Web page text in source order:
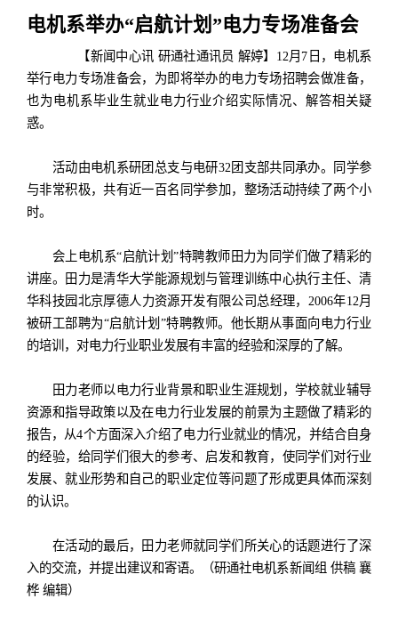
电机系举办“启航计划”电力专场准备会
【新闻中心讯 研通社通讯员 解婷】12月7日，电机系
举行电力专场准备会，为即将举办的电力专场招聘会做准备，
也为电机系毕业生就业电力行业介绍实际情况、解答相关疑
惑。
活动由电机系研团总支与电研32团支部共同承办。同学参
与非常积极，共有近一百名同学参加，整场活动持续了两个小
时。
会上电机系“启航计划”特聘教师田力为同学们做了精彩的
讲座。田力是清华大学能源规划与管理训练中心执行主任、清
华科技园北京厚德人力资源开发有限公司总经理，2006年12月
被研工部聘为“启航计划”特聘教师。他长期从事面向电力行业
的培训，对电力行业职业发展有丰富的经验和深厚的了解。
田力老师以电力行业背景和职业生涯规划，学校就业辅导
资源和指导政策以及在电力行业发展的前景为主题做了精彩的
报告，从4个方面深入介绍了电力行业就业的情况，并结合自身
的经验，给同学们很大的参考、启发和教育，使同学们对行业
发展、就业形势和自己的职业定位等问题了形成更具体而深刻
的认识。
在活动的最后，田力老师就同学们所关心的话题进行了深
入的交流，并提出建议和寄语。（研通社电机系新闻组 供稿 襄
桦 编辑）